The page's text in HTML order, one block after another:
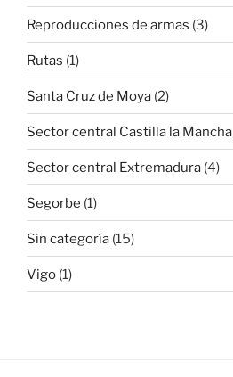
Reproducciones de armas (3)
Rutas (1)
Santa Cruz de Moya (2)
Sector central Castilla la Mancha
Sector central Extremadura (4)
Segorbe (1)
Sin categoría (15)
Vigo (1)